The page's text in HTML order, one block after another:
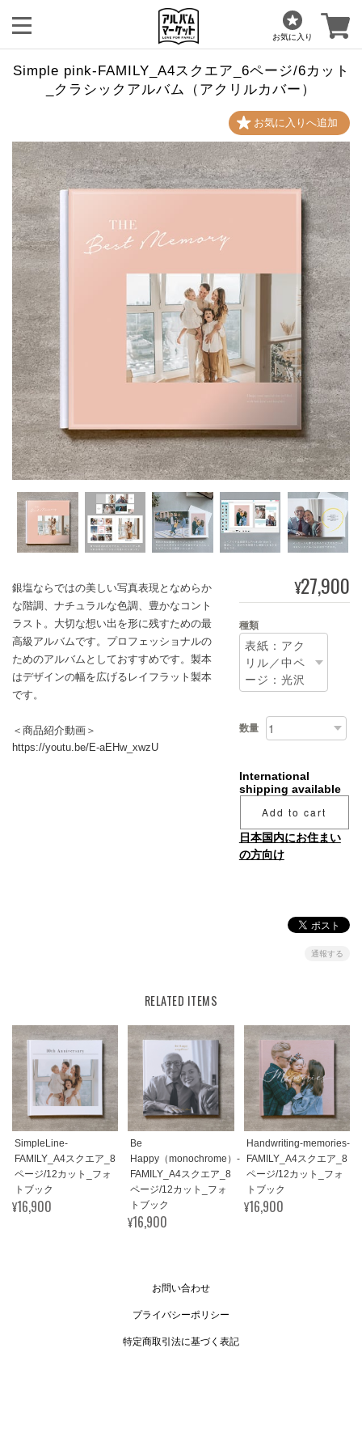
お気に入り
Simple pink-FAMILY_A4スクエア_6ページ/6カット
_クラシックアルバム（アクリルカバー）
銀塩ならではの美しい写真表現となめらか
な階調、ナチュラルな色調、豊かなコント
ラスト。大切な想い出を形に残すための最
高級アルバムです。プロフェッショナルの
ためのアルバムとしておすすめです。製本
はデザインの幅を広げるレイフラット製本
です。
＜商品紹介動画＞
https://youtu.be/E-aEHw_xwzU
¥27,900
種類
数量
International
shipping available
Add to cart
日本国内にお住まい
の方向け
通報する
RELATED ITEMS
SimpleLine-
FAMILY_A4スクエア_8
ページ/12カット_フォ
トブック
¥16,900
Be
Happy（monochrome）-
FAMILY_A4スクエア_8
ページ/12カット_フォ
トブック
¥16,900
Handwriting-memories-
FAMILY_A4スクエア_8
ページ/12カット_フォ
トブック
¥16,900
お問い合わせ
プライバシーポリシー
特定商取引法に基づく表記